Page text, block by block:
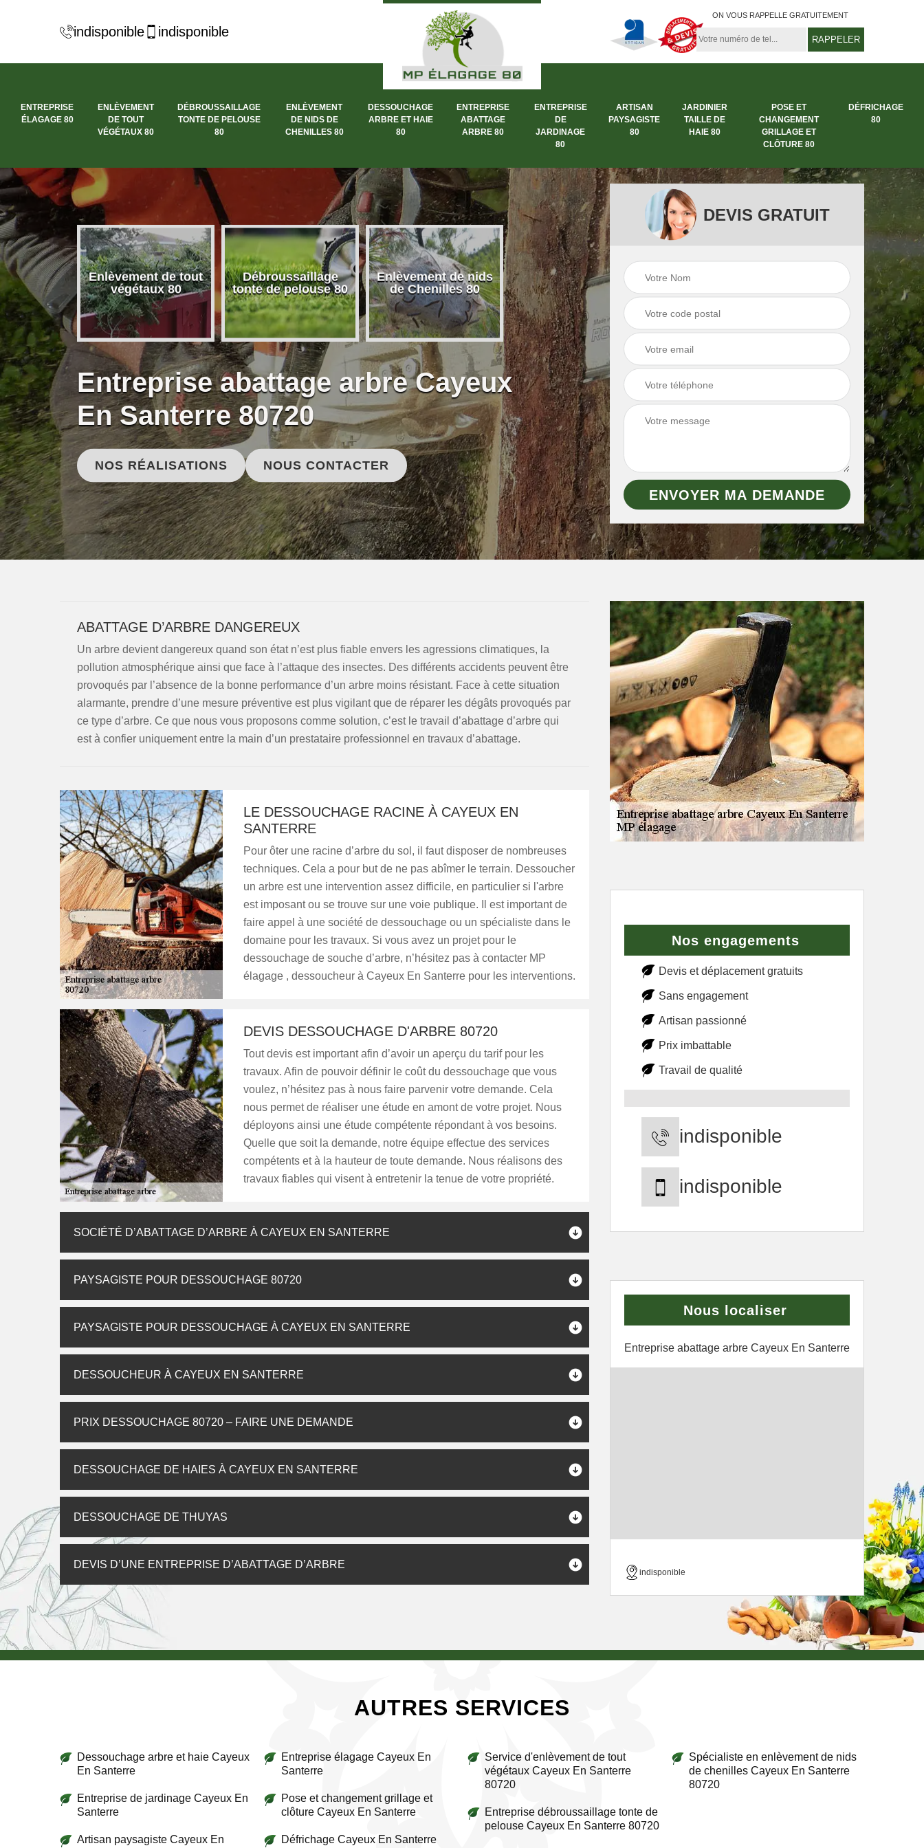
indisponible indisponible
ON VOUS RAPPELLE GRATUITEMENT
ENTREPRISE
ÉLAGAGE 80
ENLÈVEMENT
DE TOUT
VÉGÉTAUX 80
DÉBROUSSAILLAGE
TONTE DE PELOUSE
80
ENLÈVEMENT
DE NIDS DE
CHENILLES 80
DESSOUCHAGE
ARBRE ET HAIE
80
ENTREPRISE
ABATTAGE
ARBRE 80
ENTREPRISE
DE
JARDINAGE
80
ARTISAN
PAYSAGISTE
80
JARDINIER
TAILLE DE
HAIE 80
POSE ET
CHANGEMENT
GRILLAGE ET
CLÔTURE 80
DÉFRICHAGE
80
élagage
Enlèvement de tout
végétaux 80
Débroussaillage
tonte de pelouse 80
Enlèvement de nids
de Chenilles 80
Dessouchage arbre
et haie 80
Entreprise abattage
Entreprise de
jardinage 80
Entreprise abattage arbre Cayeux
En Santerre 80720
NOS RÉALISATIONS NOUS CONTACTER
DEVIS GRATUIT
ABATTAGE D’ARBRE DANGEREUX
Un arbre devient dangereux quand son état n’est plus fiable envers les agressions climatiques, la
pollution atmosphérique ainsi que face à l’attaque des insectes. Des différents accidents peuvent être
provoqués par l’absence de la bonne performance d’un arbre moins résistant. Face à cette situation
alarmante, prendre d’une mesure préventive est plus vigilant que de réparer les dégâts provoqués par
ce type d’arbre. Ce que nous vous proposons comme solution, c’est le travail d’abattage d’arbre qui
est à confier uniquement entre la main d’un prestataire professionnel en travaux d’abattage.
LE DESSOUCHAGE RACINE À CAYEUX EN
SANTERRE
Pour ôter une racine d’arbre du sol, il faut disposer de nombreuses
techniques. Cela a pour but de ne pas abîmer le terrain. Dessoucher
un arbre est une intervention assez difficile, en particulier si l'arbre
est imposant ou se trouve sur une voie publique. Il est important de
faire appel à une société de dessouchage ou un spécialiste dans le
domaine pour les travaux. Si vous avez un projet pour le
dessouchage de souche d’arbre, n’hésitez pas à contacter MP
élagage , dessoucheur à Cayeux En Santerre pour les interventions.
DEVIS DESSOUCHAGE D'ARBRE 80720
Tout devis est important afin d’avoir un aperçu du tarif pour les
travaux. Afin de pouvoir définir le coût du dessouchage que vous
voulez, n’hésitez pas à nous faire parvenir votre demande. Cela
nous permet de réaliser une étude en amont de votre projet. Nous
déployons ainsi une étude compétente répondant à vos besoins.
Quelle que soit la demande, notre équipe effectue des services
compétents et à la hauteur de toute demande. Nous réalisons des
travaux fiables qui visent à entretenir la tenue de votre propriété.
SOCIÉTÉ D’ABATTAGE D’ARBRE À CAYEUX EN SANTERRE
PAYSAGISTE POUR DESSOUCHAGE 80720
PAYSAGISTE POUR DESSOUCHAGE À CAYEUX EN SANTERRE
DESSOUCHEUR À CAYEUX EN SANTERRE
PRIX DESSOUCHAGE 80720 – FAIRE UNE DEMANDE
DESSOUCHAGE DE HAIES À CAYEUX EN SANTERRE
DESSOUCHAGE DE THUYAS
DEVIS D’UNE ENTREPRISE D’ABATTAGE D’ARBRE
Nos engagements
Devis et déplacement gratuits
Sans engagement
Artisan passionné
Prix imbattable
Travail de qualité
indisponible
indisponible
Nous localiser
Entreprise abattage arbre Cayeux En Santerre
indisponible
AUTRES SERVICES
Dessouchage arbre et haie Cayeux
En Santerre
Entreprise de jardinage Cayeux En
Santerre
Artisan paysagiste Cayeux En
Entreprise élagage Cayeux En
Santerre
Pose et changement grillage et
clôture Cayeux En Santerre
Défrichage Cayeux En Santerre
Service d'enlèvement de tout
végétaux Cayeux En Santerre
80720
Entreprise débroussaillage tonte de
pelouse Cayeux En Santerre 80720
Spécialiste en enlèvement de nids
de chenilles Cayeux En Santerre
80720